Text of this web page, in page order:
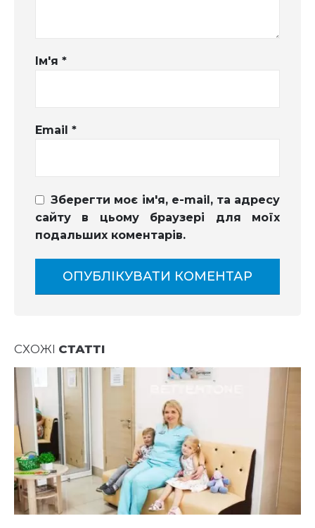
Ім'я *
Email *
Зберегти моє ім'я, e-mail, та адресу
сайту в цьому браузері для моїх
подальших коментарів.
СХОЖІ СТАТТІ